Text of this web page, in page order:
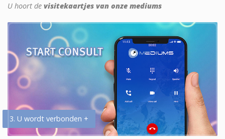
U hoort de visitekaartjes van onze mediums
3. U wordt verbonden +